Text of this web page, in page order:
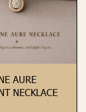
AURE
NECKLACE